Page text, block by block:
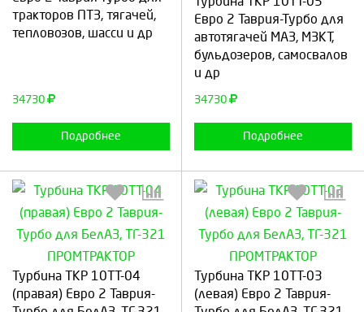
тракторов ПТЗ, тягачей,
тепловозов, шасси и др
34730
Подробнее
Евро 2 Таврия-Турбо для
автотягачей МАЗ, МЗКТ,
бульдозеров, самосвалов
и др
34730
Подробнее
Продолжить Отмена
Турбина ТКР 10ТТ-04
(правая) Евро 2 Таврия-
Выберите количество:
Турбина ТКР 10ТТ-03
(левая) Евро 2 Таврия-
Выберите количество: